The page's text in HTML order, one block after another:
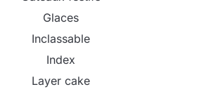
Glaces
Inclassable
Index
Layer cake